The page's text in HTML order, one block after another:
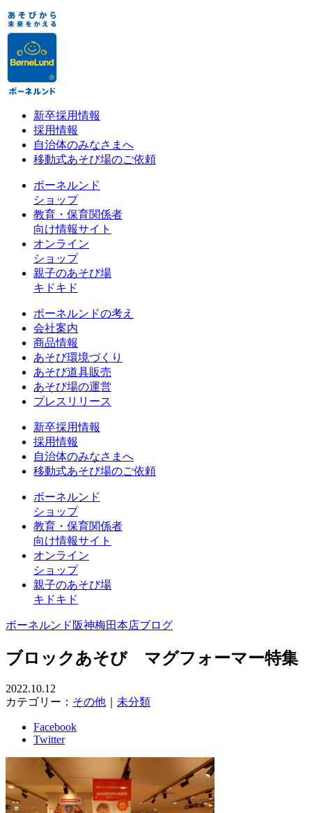
新卒採用情報
採用情報
自治体のみなさまへ
移動式あそび場のご依頼
ボーネルンド
ショップ
教育・保育関係者
向け情報サイト
オンライン
ショップ
親子のあそび場
キドキド
ボーネルンドの考え
会社案内
商品情報
あそび環境づくり
あそび道具販売
あそび場の運営
プレスリリース
新卒採用情報
採用情報
自治体のみなさまへ
移動式あそび場のご依頼
ボーネルンド
ショップ
教育・保育関係者
向け情報サイト
オンライン
ショップ
親子のあそび場
キドキド
ボーネルンド阪神梅田本店ブログ
ブロックあそび マグフォーマー特集
2022.10.12
カテゴリー： その他 未分類
Facebook
Twitter